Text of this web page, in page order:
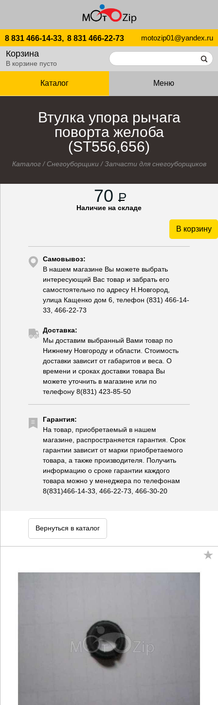
8 831 466-14-33, 8 831 466-22-73 motozip01@yandex.ru
Корзина
В корзине пусто
Каталог Меню
Втулка упора рычага
поворта желоба
(ST556,656)
Каталог/ Снегоуборщики/Запчасти для снегоуборщиков
70 P
Наличие на складе
В корзину
Самовывоз:
В нашем магазине Вы можете выбрать
интересующий Вас товар и забрать его
самостоятельно по адресу Н.Новгород,
улица Кащенко дом 6, телефон (831) 466-14-
33, 466-22-73
Доставка:
Мы доставим выбранный Вами товар по
Нижнему Новгороду и области. Стоимость
доставки зависит от габаритов и веса. О
времени и сроках доставки товара Вы
можете уточнить в магазине или по
телефону 8(831) 423-85-50
Гарантия:
На товар, приобретаемый в нашем
магазине, распространяется гарантия. Срок
гарантии зависит от марки приобретаемого
товара, а также производителя. Получить
информацию о сроке гарантии каждого
товара можно у менеджера по телефонам
8(831)466-14-33, 466-22-73, 466-30-20
Вернуться в каталог